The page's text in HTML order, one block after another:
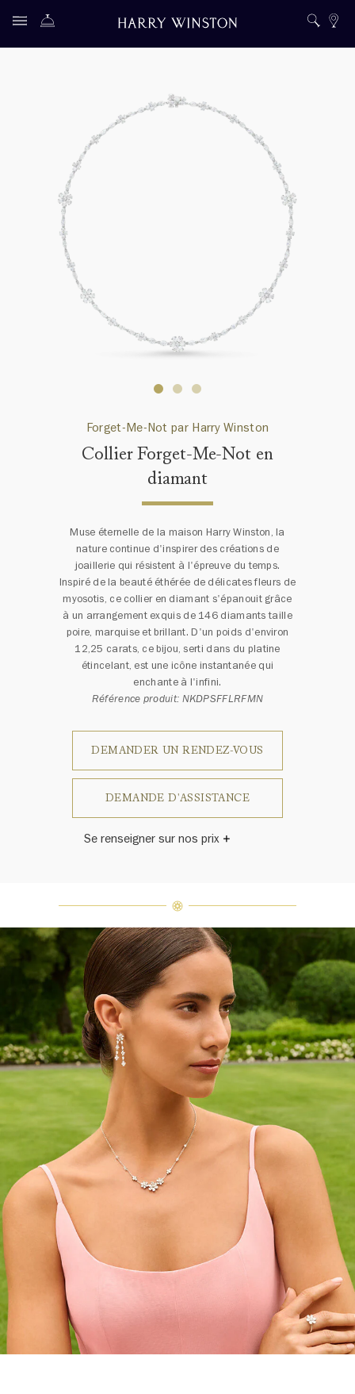
Forget-Me-Not par Harry Winston
Collier Forget-Me-Not en
diamant
Muse éternelle de la maison Harry Winston, la
nature continue d'inspirer des créations de
joaillerie qui résistent à l'épreuve du temps.
Inspiré de la beauté éthérée de délicates fleurs de
myosotis, ce collier en diamant s'épanouit grâce
à un arrangement exquis de 146 diamants taille
poire, marquise et brillant. D'un poids d'environ
12,25 carats, ce bijou, serti dans du platine
étincelant, est une icône instantanée qui
enchante à l'infini.
Référence produit: NKDPSFFLRFMN
DEMANDER UN RENDEZ-VOUS
DEMANDE D'ASSISTANCE
Se renseigner sur nos prix
Maison Harry Winston présente un
assemblage exclusif de diamants
uniques et de pierres précieuses, le
poids en carats et la quantité de
pierres peuvent varier légèrement
d'une pièce à l'autre. Pour obtenir
de plus amples renseignements,
veuillez contacter le service
clientèle